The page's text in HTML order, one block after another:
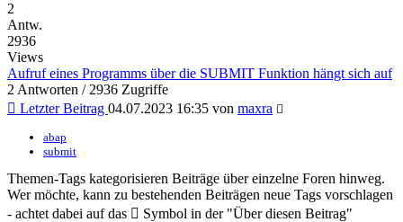
2
Antw.
2936
Views
Aufruf eines Programms über die SUBMIT Funktion hängt sich auf
2 Antworten / 2936 Zugriffe
Letzter Beitrag 04.07.2023 16:35 von maxra
abap
submit
Themen-Tags kategorisieren Beiträge über einzelne Foren hinweg.
Wer möchte, kann zu bestehenden Beiträgen neue Tags vorschlagen
- achtet dabei auf das
Symbol in der "Über diesen Beitrag"